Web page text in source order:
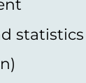
statistics